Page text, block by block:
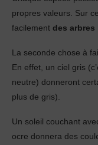
propres valeurs. Sur
facilement des arbres
La seconde chose à
En effet, un ciel gris
neutre) donneront
plus de gris).
Un soleil couchant
ocre donnera des